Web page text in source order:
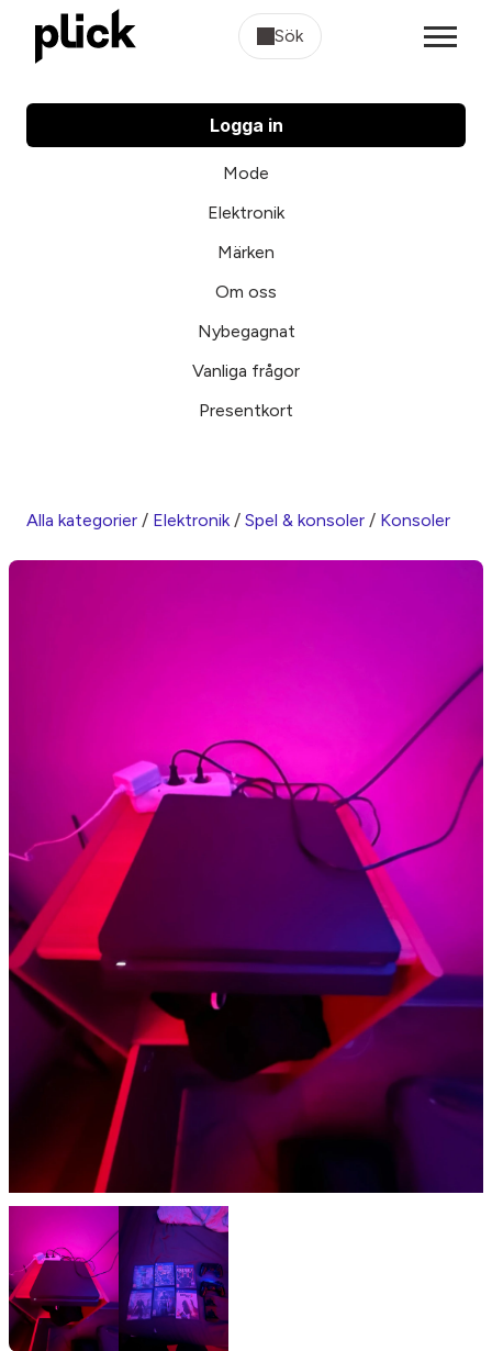
Sök
Logga in
Mode
Elektronik
Märken
Om oss
Nybegagnat
Vanliga frågor
Presentkort
Alla kategorier / Elektronik/ Spel & konsoler / Konsoler